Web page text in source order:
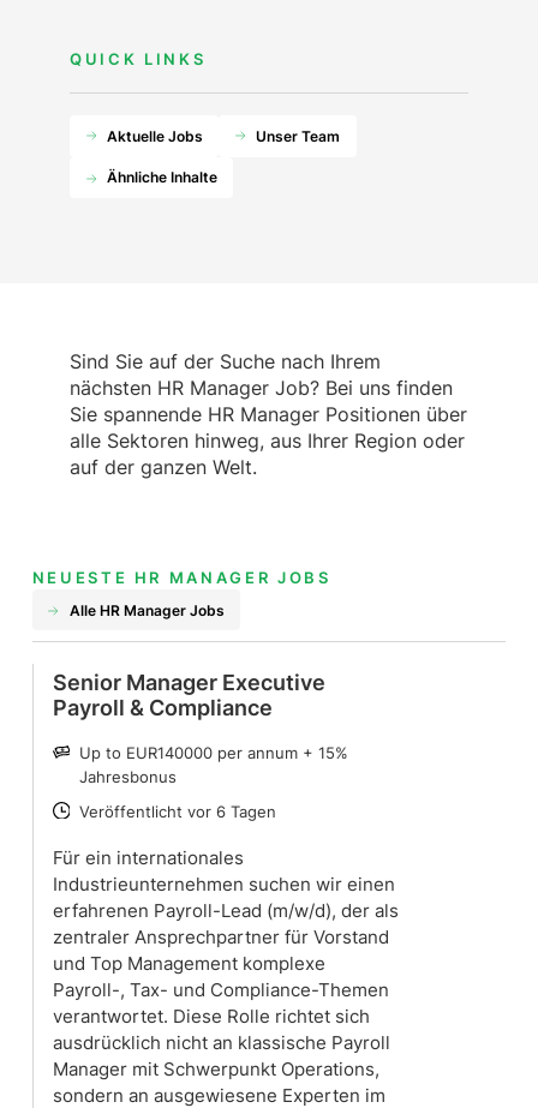
QUICK LINKS
Aktuelle Jobs Unser Team
Ähnliche Inhalte
Sind Sie auf der Suche nach Ihrem
nächsten HR Manager Job? Bei uns finden
Sie spannende HR Manager Positionen über
alle Sektoren hinweg, aus Ihrer Region oder
auf der ganzen Welt.
NEUESTE HR MANAGER JOBS
Alle HR Manager Jobs
Senior Manager Executive
Payroll & Compliance
Für ein internationales
Industrieunternehmen suchen wir einen
erfahrenen Payroll-Lead (m/w/d), der als
zentraler Ansprechpartner für Vorstand
und Top Management komplexe
Payroll-, Tax- und Compliance-Themen
verantwortet. Diese Rolle richtet sich
ausdrücklich nicht an klassische Payroll
Manager mit Schwerpunkt Operations,
sondern an ausgewiesene Experten im
SALARY
Up to EUR140000 per annum + 15%
Jahresbonus
POSTED
Veröffentlicht vor 6 Tagen